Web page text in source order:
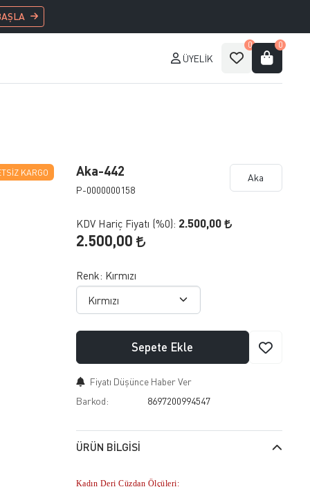
ÜYELIK
0 0
KARGO Aka-442
P-0000000158
Aka
KDV Hariç Fiyatı (%0): 2.500,00
2.500,00
Renk: Kırmızı
Sepete Ekle
Fiyatı Düşünce Haber Ver
Barkod:
8697200994547
ÜRÜN BILGISI
Kadın Deri Cüzdan Ölçüleri: